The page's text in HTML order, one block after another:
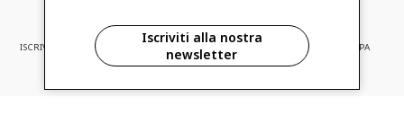
ISCRIVITI ED ACCEDI A PROMOZIONI
RISERVATE
CONSEGNA IN TUTTA EUROPA
Iscriviti alla nostra
newsletter